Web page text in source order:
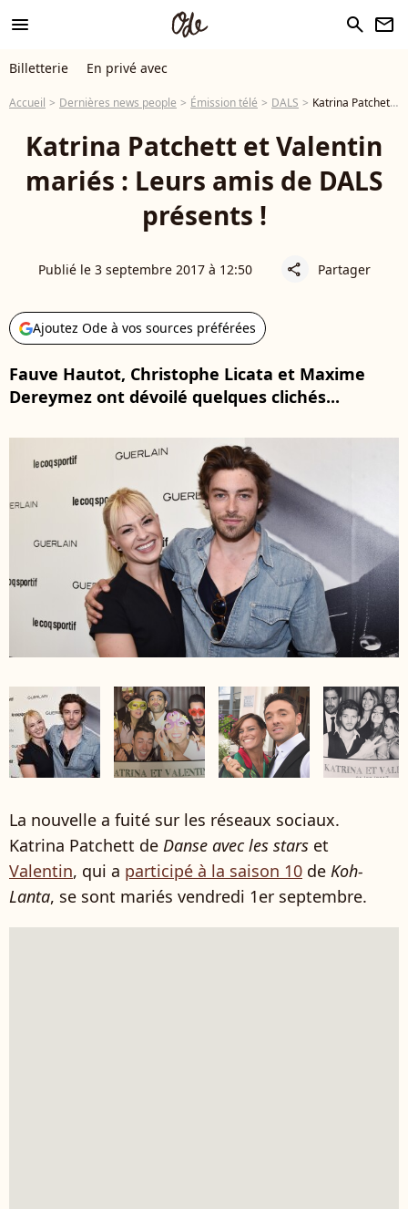
menu search newsletter
Billetterie En privé avec
Accueil Dernières news people Émission télé DALS Katrina Patchett et Valentin mariés : Leurs amis de DALS présents !
Katrina Patchett et Valentin
mariés : Leurs amis de DALS
présents !
Publié le 3 septembre 2017 à 12:50 share Partager
Ajoutez Ode à vos sources préférées
Fauve Hautot, Christophe Licata et Maxime
Dereymez ont dévoilé quelques clichés...
La nouvelle a fuité sur les réseaux sociaux.
Katrina Patchett de Danse avec les stars et
Valentin, qui a participé à la saison 10 de Koh-
Lanta, se sont mariés vendredi 1er septembre.